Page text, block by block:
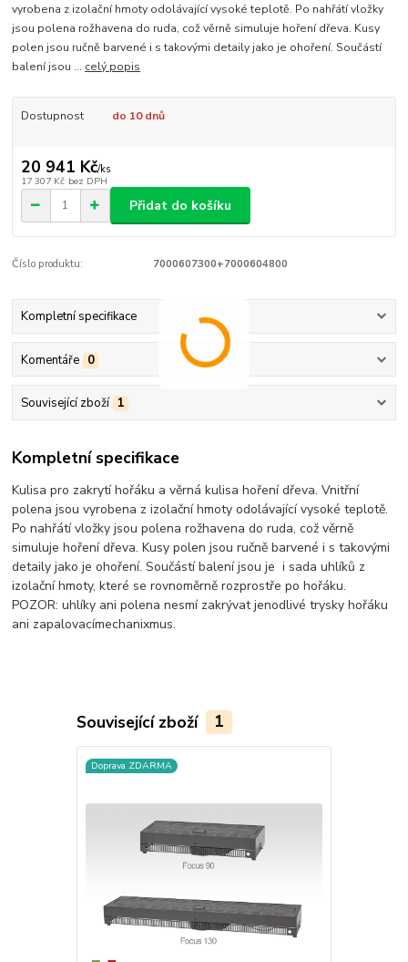
vyrobena z izolační hmoty odolávající vysoké teplotě. Po nahřátí vložky
jsou polena rožhavena do ruda, což věrně simuluje hoření dřeva. Kusy
polen jsou ručně barvené i s takovými detaily jako je ohoření. Součástí
balení jsou ... celý popis
Dostupnost do 10 dnů
20 941 Kč/ks
17 307 Kč bez DPH
Přidat do košíku
Číslo produktu: 7000607300+7000604800
Kompletní specifikace
Komentáře 0
Související zboží 1
Kompletní specifikace
Kulisa pro zakrytí hořáku a věrná kulisa hoření dřeva. Vnitřní
polena jsou vyrobena z izolační hmoty odolávající vysoké teplotě.
Po nahřátí vložky jsou polena rožhavena do ruda, což věrně
simuluje hoření dřeva. Kusy polen jsou ručně barvené i s takovými
detaily jako je ohoření. Součástí balení jsou je i sada uhlíků z
izolační hmoty, které se rovnoměrně rozprostře po hořáku.
POZOR: uhlíky ani polena nesmí zakrývat jenodlivé trysky hořáku
ani zapalovacímechanixmus.
Související zboží 1
Doprava ZDARMA